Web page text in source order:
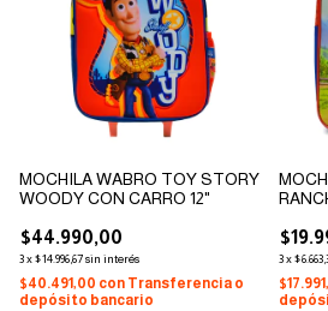
MOCHILA WABRO TOY STORY
WOODY CON CARRO 12"
$44.990,00
3x$14.996,67sin interés
$40.491,00 con Transferencia o
depósito bancario
3x